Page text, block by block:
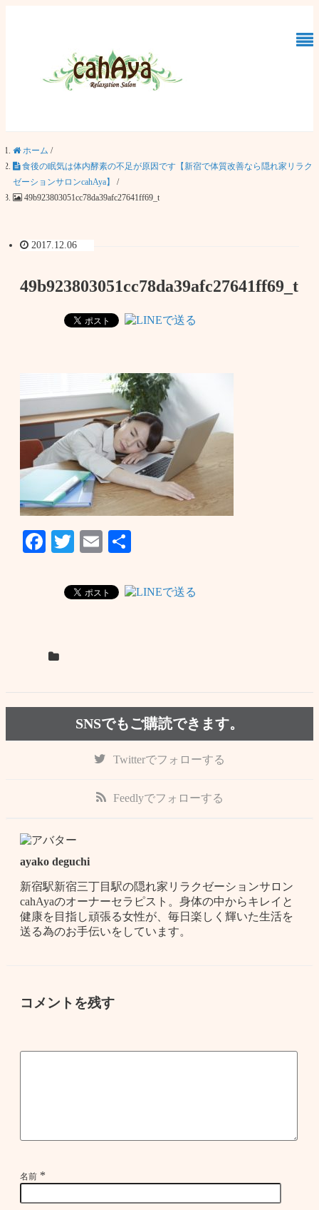
ホーム /
食後の眠気は体内酵素の不足が原因です【新宿で体質改善なら隠れ家リラク
ゼーションサロンcahAya】
/
49b923803051cc78da39afc27641ff69_t
2017.12.06
49b923803051cc78da39afc27641ff69_t
Facebook
TwitterEmail
SNSでもご購読できます。
Twitterでフォローする
Feedlyでフォローする
ayako deguchi
新宿駅新宿三丁目駅の隠れ家リラクゼーションサロン
cahAyaのオーナーセラピスト。身体の中からキレイと
健康を目指し頑張る女性が、毎日楽しく輝いた生活を
送る為のお手伝いをしています。
コメントを残す
名前 *